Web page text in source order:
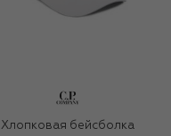
Хлопковая бейсболка